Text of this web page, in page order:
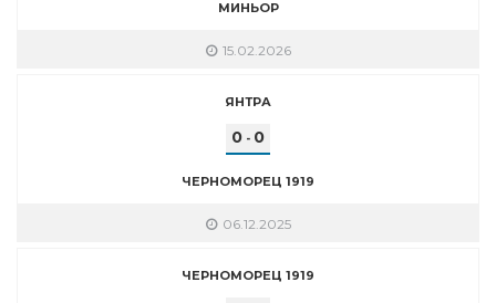
МИНЬОР
15.02.2026
ЯНТРА
0 - 0
ЧЕРНОМОРЕЦ 1919
06.12.2025
ЧЕРНОМОРЕЦ 1919